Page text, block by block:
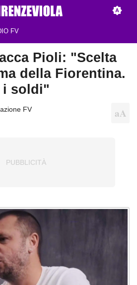
FV
Pioli: "Scelta
della Fiorentina.
i soldi"
FV